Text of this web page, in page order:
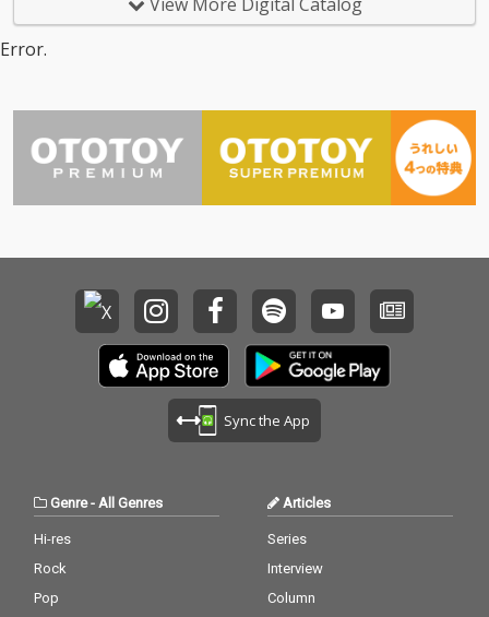
Error.
Sync the App
Genre- All Genres
Hi-res
Rock
Pop
Articles
Series
Interview
Column